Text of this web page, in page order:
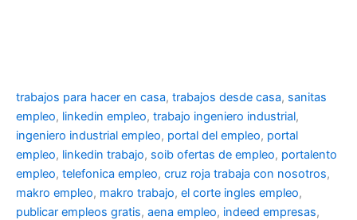
trabajos para hacer en casa, trabajos desde casa, sanitas
empleo, linkedin empleo, trabajo ingeniero industrial,
ingeniero industrial empleo, portal del empleo, portal
empleo, linkedin trabajo, soib ofertas de empleo, portalento
empleo, telefonica empleo, cruz roja trabaja con nosotros,
makro empleo, makro trabajo, el corte ingles empleo,
publicar empleos gratis, aena empleo, indeed empresas,